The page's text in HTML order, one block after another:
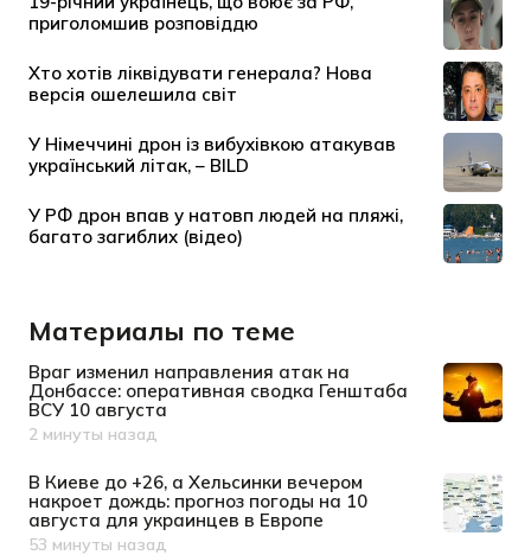
Материалы по теме
Враг изменил направления атак на
Донбассе: оперативная сводка Генштаба
ВСУ 10 августа
Дата публикации
2 минуты назад
В Киеве до +26, а Хельсинки вечером
накроет дождь: прогноз погоды на 10
августа для украинцев в Европе
Дата публикации
53 минуты назад